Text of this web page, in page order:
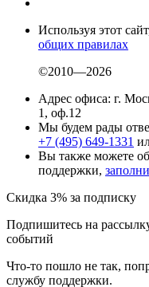
Используя этот
общих правилах
©2010—2026
Адрес офиса: г.
1, оф.12
Мы будем рады
+7 (495) 649-1331
Вы также можете
поддержки,
Скидка 3% за подписку
Подпишитесь на
событий
Что-то пошло не так,
службу поддержки.